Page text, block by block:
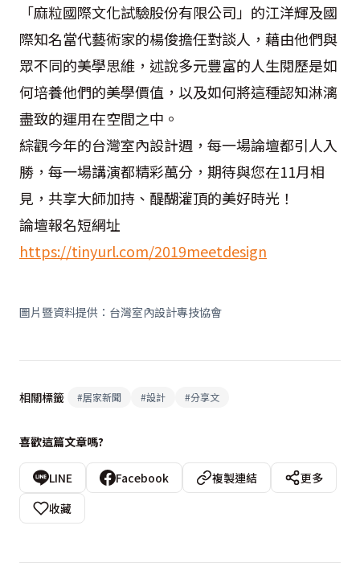
「麻粒國際文化試驗股份有限公司」的江洋輝及國
際知名當代藝術家的楊俊擔任對談人，藉由他們與
眾不同的美學思維，述說多元豐富的人生閱歷是如
何培養他們的美學價值，以及如何將這種認知淋漓
盡致的運用在空間之中。
綜觀今年的台灣室內設計週，每一場論壇都引人入
勝，每一場講演都精彩萬分，期待與您在11月相
見，共享大師加持、醍醐灌頂的美好時光！
論壇報名短網址
https://tinyurl.com/2019meetdesign
圖片暨資料提供：台灣室內設計專技協會
相關標籤 #居家新聞 #設計 #分享文
喜歡這篇文章嗎?
LINE Facebook 複製連結
更多
收藏